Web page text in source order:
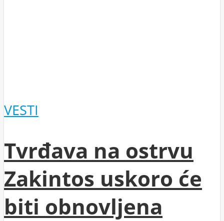
VESTI
Tvrđava na ostrvu
Zakintos uskoro će
biti obnovljena